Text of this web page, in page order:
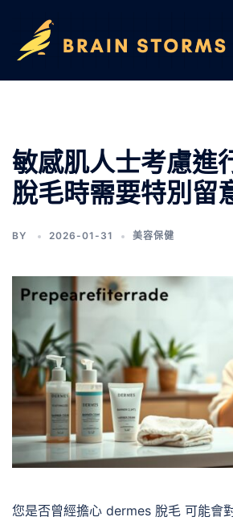
敏感肌人士考慮進
脫毛時需要特別留
BY 2026-01-31 美容保健
您是否曾經擔心 dermes 脫毛 可能會